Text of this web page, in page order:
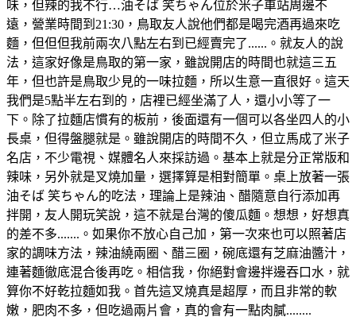
味，但辣的我不行…油そば 笑ちゃん位於米子車站周邊不
遠，營業時間到21:30，鳥取友人說他們都是喝完酒再過來吃
麵，但但但我前兩次八點左右到已經賣完了......。就友人的說
法，這家好像是鳥取的第一家，雖說開店的時間也就這三五
年，但也許是鳥取少見的一味拉麵，所以生意一直很好。這天
我們是5點半左右到的，店裡已經坐滿了人，還小小等了一
下。除了拉麵店慣有的板前，後面還有一個可以各坐四人的小
長桌，但得盤腿就是。雖說開店的時間不久，但立馬成了米子
名店，不少電視、媒體名人來採訪過。基本上就是分正常版和
辣味，另外就是叉燒加量，選擇算是相對簡單。桌上放著一張
油そば 笑ちゃん的吃法，理論上是辣油、醋隨意自行添加再
拌開，友人開玩笑說，這不就是台灣的傻瓜麵。想想，好想真
的差不多.......。如果你不放心自己加，第一次來也可以照著店
家的調味方法，辣油繞兩圈、醋三圈，碗底還有芝麻油醬汁，
連著麵徹底混合後再吃。相信我，你絕對會邊拌邊吞口水，就
算你不好乾拉麵如我。首先這叉燒真是超厚，而且非常的軟
嫩，肥肉不多，但吃過兩片會，真的會有一點肉膩........